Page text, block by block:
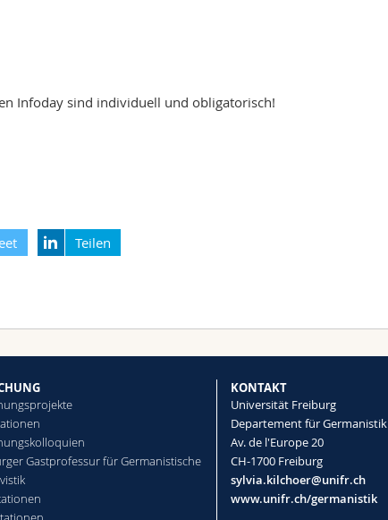
Infoday sind individuell und obligatorisch!
Teilen
Gastprofessur für Germanistische
KONTAKT
Universität Freiburg
Departement für Germanistik
Av. de l'Europe 20
CH-1700 Freiburg
sylvia.kilchoer@unifr.ch
www.unifr.ch/germanistik